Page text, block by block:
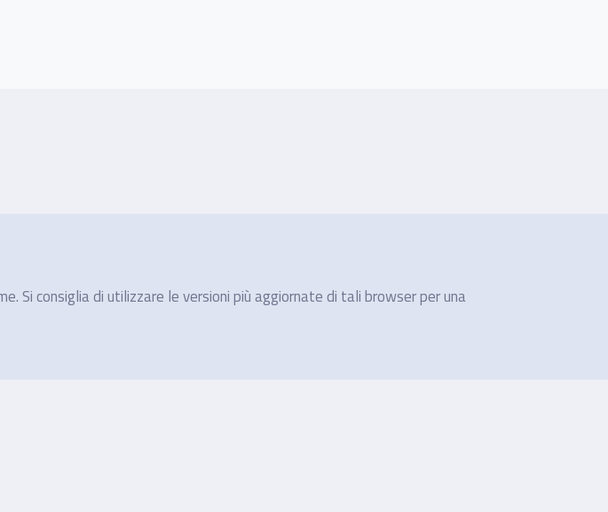
Si consiglia di utilizzare le versioni più aggiornate di tali browser per una